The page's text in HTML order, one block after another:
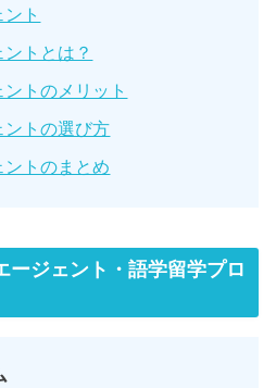
ト
トとは？
トのメリット
ントの選び方
トのまとめ
ージェント・語学留学プロ